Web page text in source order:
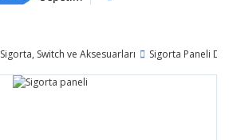
Sigorta, Switch ve Aksesuarları Sigorta Paneli